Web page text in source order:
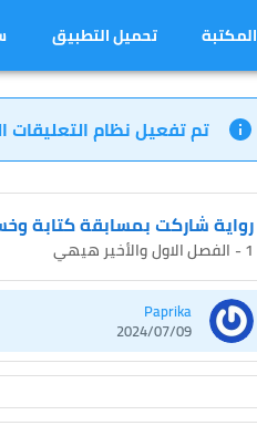
المكتبة تحميل التطبيق
تم تفعيل نظام
رواية شاركت بمسابقة كتابة
1 - الفصل الاول والأخير هيهي
Paprika
2024/07/09